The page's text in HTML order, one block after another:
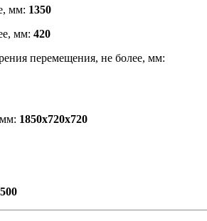
мм: 1350
мм: 420
перемещения, не более, мм:
1850х720х720